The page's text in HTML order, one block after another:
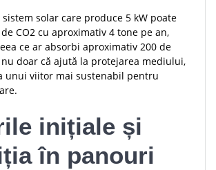
solar care produce 5 kW poate
CO2 cu aproximativ 4 tone pe an,
ce ar absorbi aproximativ 200 de
nu doar că ajută la protejarea mediului,
unui viitor mai sustenabil pentru
inițiale și
în panouri